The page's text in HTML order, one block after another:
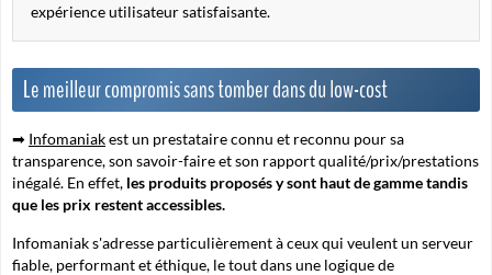
expérience utilisateur satisfaisante.
Le meilleur compromis sans tomber dans du low-cost
➡ Infomaniakest un prestataire connu et reconnu pour sa
transparence, son savoir-faire et son rapport qualité/prix/prestations
inégalé. En effet, les produits proposés y sont haut de gamme tandis
que les prix restent accessibles.
Infomaniak s'adresse particulièrement à ceux qui veulent un serveur
fiable, performant et éthique, le tout dans une logique de